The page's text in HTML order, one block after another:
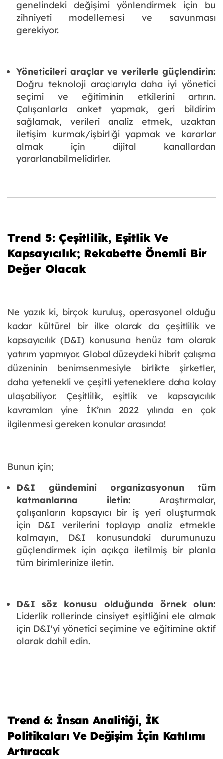
genelindeki değişimi yönlendirmek için bu
zihniyeti modellemesi ve savunması
gerekiyor.
Yöneticileri araçlar ve verilerle güçlendirin:
Doğru teknoloji araçlarıyla daha iyi yönetici
seçimi ve eğitiminin etkilerini artırın.
Çalışanlarla anket yapmak, geri bildirim
sağlamak, verileri analiz etmek, uzaktan
iletişim kurmak/işbirliği yapmak ve kararlar
almak için dijital kanallardan
yararlanabilmelidirler.
Trend 5: Çeşitlilik, Eşitlik Ve
Kapsayıcılık; Rekabette Önemli Bir
Değer Olacak
Ne yazık ki, birçok kuruluş, operasyonel olduğu
kadar kültürel bir ilke olarak da çeşitlilik ve
kapsayıcılık (D&I) konusuna henüz tam olarak
yatırım yapmıyor. Global düzeydeki hibrit çalışma
düzeninin benimsenmesiyle birlikte şirketler,
daha yetenekli ve çeşitli yeteneklere daha kolay
ulaşabiliyor. Çeşitlilik, eşitlik ve kapsayıcılık
kavramları yine İK’nın 2022 yılında en çok
ilgilenmesi gereken konular arasında!
Bunun için;
D&I gündemini organizasyonun tüm
katmanlarına iletin: Araştırmalar,
çalışanların kapsayıcı bir iş yeri oluşturmak
için D&I verilerini toplayıp analiz etmekle
kalmayın, D&I konusundaki durumunuzu
güçlendirmek için açıkça iletilmiş bir planla
tüm birimlerinize iletin.
D&I söz konusu olduğunda örnek olun:
Liderlik rollerinde cinsiyet eşitliğini ele almak
için D&I'yi yönetici seçimine ve eğitimine aktif
olarak dahil edin.
Trend 6: İnsan Analitiği, İK
Politikaları Ve Değişim İçin Katılımı
Artıracak